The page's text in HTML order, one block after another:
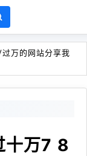
万的网站分享我
十万7 8